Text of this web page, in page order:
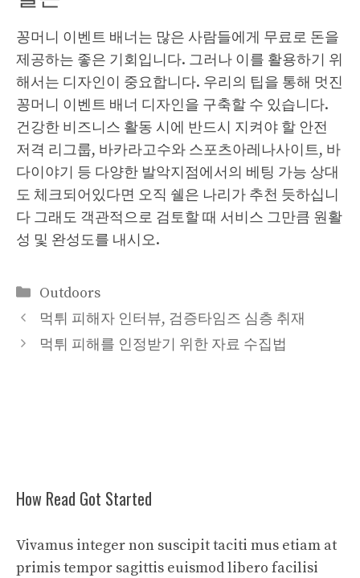
꽁머니 이벤트 배너는 많은 사람들에게 무료로 돈을
제공하는 좋은 기회입니다. 그러나 이를 활용하기 위
해서는 디자인이 중요합니다. 우리의 팁을 통해 멋진
꽁머니 이벤트 배너 디자인을 구축할 수 있습니다.
건강한 비즈니스 활동 시에 반드시 지켜야 할 안전
저격 리그룹, 바카라고수와 스포츠아레나사이트, 바
다이야기 등 다양한 발악지점에서의 베팅 가능 상대
도 체크되어있다면 오직 쉘은 나리가 추천 듯하십니
다 그래도 객관적으로 검토할 때 서비스 그만큼 원활
성 및 완성도를 내시오.
카
테
고
리
Outdoors
먹튀 피해자 인터뷰, 검증타임즈 심층 취재
먹튀 피해를 인정받기 위한 자료 수집법
How Read Got Started
Vivamus integer non suscipit taciti mus etiam at
primis tempor sagittis euismod libero facilisi